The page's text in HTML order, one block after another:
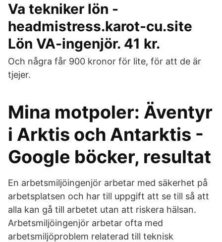
Va tekniker lön -
headmistress.karot-cu.site
Lön VA-ingenjör. 41 kr.
Och några får 900 kronor för lite, för att de är
tjejer.
Mina motpoler: Äventyr
i Arktis och Antarktis -
Google böcker, resultat
En arbetsmiljöingenjör arbetar med säkerhet på
arbetsplatsen och har till uppgift att se till så att
alla kan gå till arbetet utan att riskera hälsan.
Arbetsmiljöingenjör arbetar ofta med
arbetsmiljöproblem relaterad till teknisk